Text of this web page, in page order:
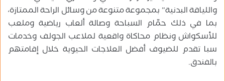
واللياقة البدنية” بمجموعة متنوعة من وسائل الراحة الممتازة،
بما في ذلك حمّام السباحة وصالة ألعاب رياضية وملعب
للأسكواش ونظام محاكاة واقعية لملاعب الجولف وخدمات
سبا تقدم للضيوف أفضل العلاجات الحيوية خلال إقامتهم
بالفندق.